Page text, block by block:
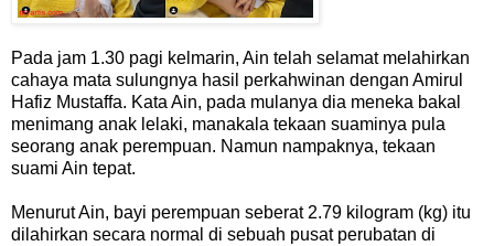
Pada jam 1.30 pagi kelmarin, Ain telah selamat melahirkan
cahaya mata sulungnya hasil perkahwinan dengan Amirul
Hafiz Mustaffa. Kata Ain, pada mulanya dia meneka bakal
menimang anak lelaki, manakala tekaan suaminya pula
seorang anak perempuan. Namun nampaknya, tekaan
suami Ain tepat.
Menurut Ain, bayi perempuan seberat 2.79 kilogram (kg) itu
dilahirkan secara normal di sebuah pusat perubatan di